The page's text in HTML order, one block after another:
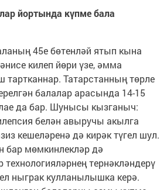
йортында күпме бала
45е бөтенләй ятып кына
килеп йөри үзе, әмма
тартканнар. Татарстанның төрле
балалар арасында 14-15
да бар. Шунысы кызганыч:
белән авыручы акылга
кешеләренә дә кирәк түгел шул.
бар мөмкинлекләр дә
тернәкләндерү
ныграк кулланылышка керә.